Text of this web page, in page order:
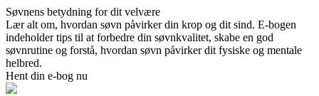
Søvnens betydning for dit velvære
Lær alt om, hvordan søvn påvirker din krop og dit sind. E-bogen
indeholder tips til at forbedre din søvnkvalitet, skabe en god
søvnrutine og forstå, hvordan søvn påvirker dit fysiske og mentale
helbred.
Hent din e-bog nu